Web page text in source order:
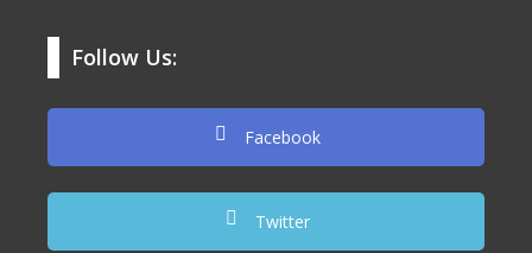
Follow Us:
Facebook
Twitter